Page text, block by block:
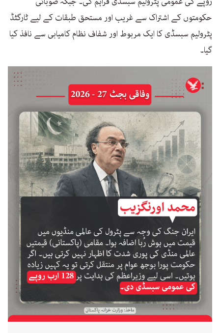
حکومتوں کے اشتراک سے غریب اور مستحق طبقات کے لیے ٹارگٹڈ
پٹرولیم سبسڈی کا ایک مربوط اور شفاف نظام کامیابی سے نافذ کیا
گیا۔